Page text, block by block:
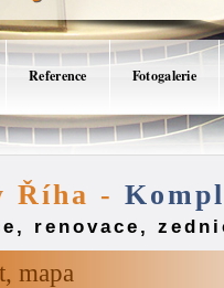
Reference Fotogalerie
Říha -
renovace,
mapa